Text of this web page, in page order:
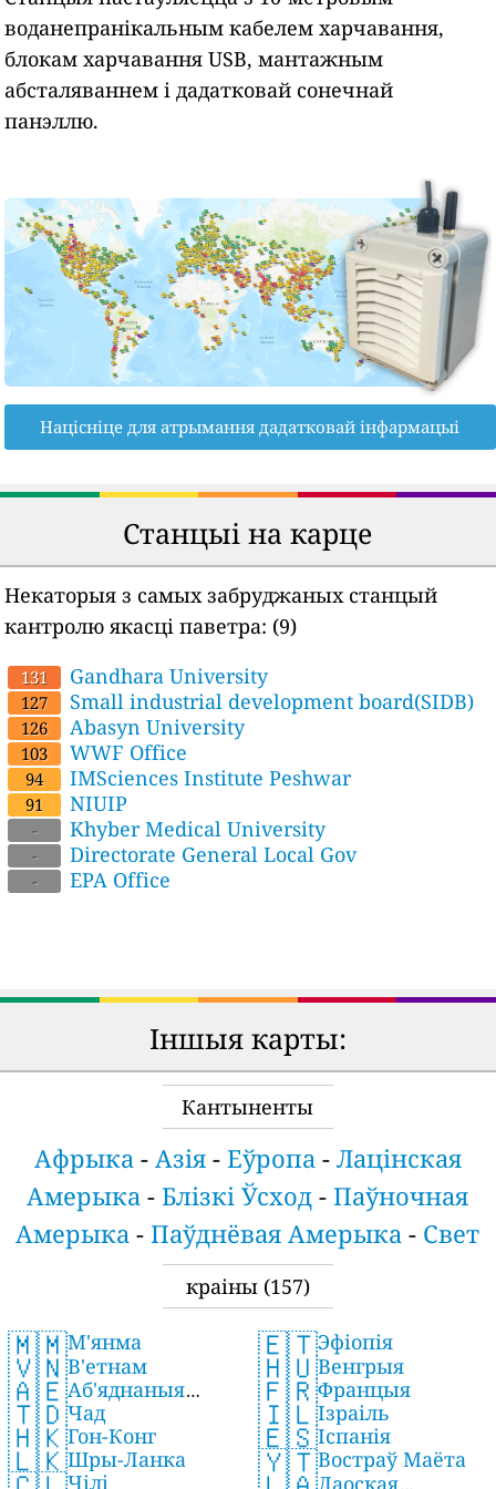
воданепранікальным кабелем харчавання,
блокам харчавання USB, мантажным
абсталяваннем і дадатковай сонечнай
панэллю.
Націсніце для атрымання дадатковай інфармацыі
Станцыі на карце
Некаторыя з самых забруджаных станцый
кантролю якасці паветра: (9)
131 Gandhara University
127 Small industrial development board(SIDB)
126 Abasyn University
103 WWF Office
94 IMSciences Institute Peshwar
91 NIUIP
- Khyber Medical University
- Directorate General Local Gov
- EPA Office
Іншыя карты:
Кантыненты
Афрыка - Азія - Еўропа - Лацінская
Амерыка -Блізкі Ўсход -Паўночная
Амерыка -Паўднёвая Амерыка - Свет
краіны (157)
🇲🇲М'янма
🇻🇳В'етнам
🇦🇪Аб'яднаныя
Арабскія Эміраты
🇹🇩Чад
🇭🇰Гон-Конг
🇱🇰Шры-Ланка
Чілі
🇪🇹Эфіопія
🇭🇺Венгрыя
🇫🇷Францыя
🇮🇱Ізраіль
🇪🇸Іспанія
🇾🇹Востраў Маёта
Лаоская